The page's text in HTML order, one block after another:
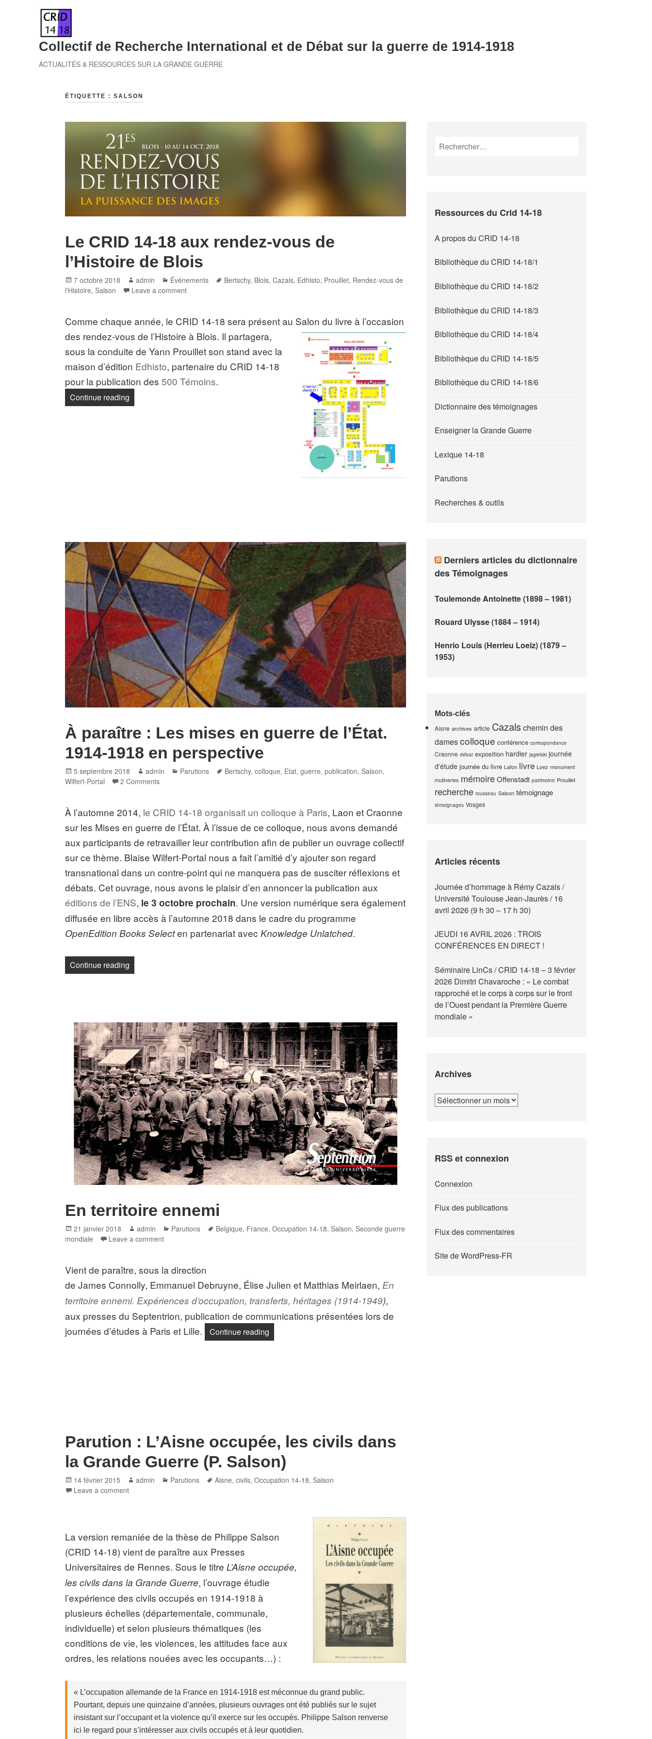
Collectif de Recherche International et de Débat sur la guerre de 1914-1918
ACTUALITÉS & RESSOURCES SUR LA GRANDE GUERRE
ÉTIQUETTE :SALSON
Le CRID 14-18 aux rendez-vous de
l’Histoire de Blois
Posted
on
7 octobre 2018 Author
admin Categories
Événements Tags
Bertschy, Blois,Cazals, Edhisto, Prouillet, Rendez-vous de
l'Histoire,Salson Leave a comment
Comme chaque année, le CRID 14-18 sera présent au Salon du livreà l’occasion
des rendez-vous de l’Histoire à Blois. Il partagera,
sous la conduite de Yann Prouillet son stand avec la
maison d’édition Edhisto, partenaire du CRID 14-18
pour la publication des 500 Témoins.
Continue reading « Le CRID 14-18 aux rendez-vous de l’Histoire de Blois »
À paraître : Les mises en guerre de l’État.
1914-1918 en perspective
Posted
on
5 septembre 2018 Author
admin Categories
Parutions Tags
Bertschy,colloque, Etat,guerre,publication,Salson,
Wilfert-Portal
2 Comments
À l’automne 2014, le CRID 14-18 organisait un colloque à Paris, Laon et Craonne
sur les Mises en guerre de l’État. À l’issue de ce colloque, nous avons demandé
aux participants de retravailler leur contribution afin de publier un ouvrage collectif
sur ce thème. Blaise Wilfert-Portal nous a fait l’amitié d’y ajouter son regard
transnational dans un contre-point qui ne manquera pas de susciter réflexions et
débats. Cet ouvrage, nous avons le plaisir d’en annoncer la publication aux
éditions de l’ENS, le 3 octobre prochain. Une version numérique sera également
diffusée en libre accès à l’automne 2018 dans le cadre du programme
OpenEdition BooksSelecten partenariat avecKnowledge Unlatched.
Continue reading
En territoire ennemi
Posted
on
21 janvier 2018 Author
admin Categories
Parutions Tags
Belgique, France,Occupation 14-18,Salson,Seconde guerre
mondiale
Leave a comment
Vient de paraître, sous la direction
de James Connolly, Emmanuel Debruyne, ÉliseJulien et Matthias Meirlaen, En
territoire ennemi. Expériences d’occupation, transferts, héritages (1914-1949),
aux presses du Septentrion, publication de communications présentées lors de
journées d’études à Paris et Lille.
Continue reading
Parution : L’Aisne occupée, les civils dans
la Grande Guerre (P. Salson)
Posted
on
14 février 2015 Author
admin Categories
Parutions Tags
Aisne,civils,Occupation 14-18,Salson
Leave a comment
La version remaniée de la thèse de Philippe Salson
(CRID 14-18) vient de paraître aux Presses
Universitaires de Rennes. Sous le titreL’Aisne occupée,
les civils dans la Grande Guerre, l’ouvrage étudie
l’expérience des civils occupés en 1914-1918 à
plusieurs échelles (départementale, communale,
individuelle) et selon plusieurs thématiques (les
conditions de vie, les violences, les attitudes face aux
ordres, les relations nouées avec les occupants…) :
« L’occupation allemande de la France en 1914-1918 est méconnue du grand public.
Pourtant, depuis une quinzaine d’années, plusieurs ouvrages ont été publiés sur le sujet
insistant sur l’occupant et la violence qu’il exerce sur les occupés. Philippe Salson renverse
ici le regard pour s’intéresser aux civils occupés et à leur quotidien.
Rechercher :
Ressources du Crid 14-18
A propos du CRID 14-18
Bibliothèque du CRID 14-18/1
Bibliothèque du CRID 14-18/2
Bibliothèque du CRID 14-18/3
Bibliothèque du CRID 14-18/4
Bibliothèque du CRID 14-18/5
Bibliothèque du CRID 14-18/6
Dictionnaire des témoignages
Enseigner la Grande Guerre
Lexique 14-18
Parutions
Recherches & outils
Derniers articles du dictionnaire
des Témoignages
Toulemonde Antoinette (1898 – 1981)
Rouard Ulysse (1884 – 1914)
Henrio Louis (Herrieu Loeiz) (1879 –
1953)
Mots-clés
Aisne archives article Cazals chemin des
damescolloque conférence correspondance
Craonne débat exposition hardier jagielski journée
d'étude journée du livre Lafon livre Loez monument
mutineries mémoire Offenstadt patrimoine Prouillet
recherche rousseau Salson témoignage
témoignages Vosges
Articles récents
Journée d’hommage à Rémy Cazals /
Université Toulouse Jean-Jaurès / 16
avril 2026 (9 h 30 – 17 h 30)
JEUDI 16 AVRIL 2026 : TROIS
CONFÉRENCES EN DIRECT !
Séminaire LinCs / CRID 14-18 – 3 février
2026 Dimitri Chavaroche : « Le combat
rapproché et le corps à corps sur le front
de l’Ouest pendant la Première Guerre
mondiale »
Archives
Archives
RSS et connexion
Connexion
Flux des publications
Flux des commentaires
Site de WordPress-FR